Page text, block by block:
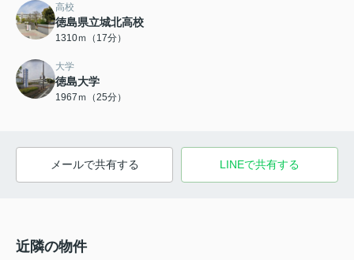
高校
徳島県立城北高校
1310ｍ（17分）
大学
徳島大学
1967ｍ（25分）
メールで共有する LINEで共有する
近隣の物件